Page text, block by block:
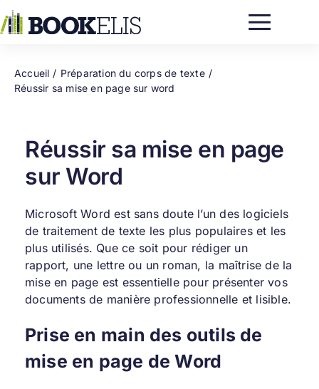
au
contenu
Accueil
Préparation du corps de texte
Réussir sa mise en page sur word
Réussir sa mise en page
sur Word
Microsoft Word est sans doute l’un des logiciels
de traitement de texte les plus populaires et les
plus utilisés. Que ce soit pour rédiger un
rapport, une lettre ou un roman, la maîtrise de la
mise en page est essentielle pour présenter vos
documents de manière professionnelle et lisible.
Prise en main des outils de
mise en page de Word